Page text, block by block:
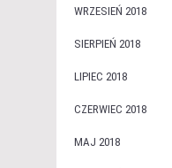
WRZESIEŃ 2018
SIERPIEŃ 2018
LIPIEC 2018
CZERWIEC 2018
MAJ 2018